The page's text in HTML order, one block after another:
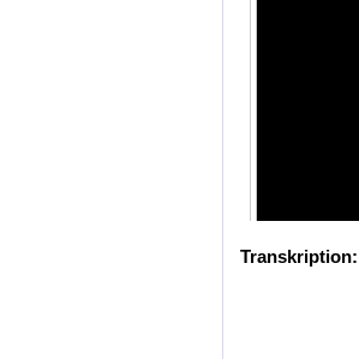
Transkription: